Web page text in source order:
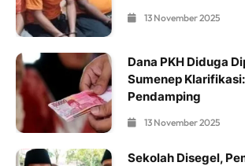
13 November 2025
Dana PKH Diduga
Sumenep
Pendamping
13 November 2025
Sekolah Disegel,